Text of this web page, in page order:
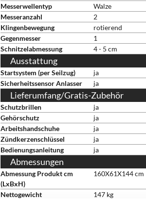
Messerwellentyp
Walze
Messeranzahl
2
Klingenbewegung
rotierend
Gegenmesser
1
Schnitzelabmessung
4 - 5 cm
Ausstattung
Startsystem (per Seilzug)
ja
Sicherheitssensor Anlasser
ja
Lieferumfang/Gratis-Zubehör
Schutzbrillen
ja
Gehörschutz
ja
Arbeitshandschuhe
ja
Zündkerzenschlüssel
ja
Bedienungsanleitung
ja
Abmessungen
Abmessung Produkt cm
(LxBxH)
160X61X144 cm
Nettogewicht
147 kg